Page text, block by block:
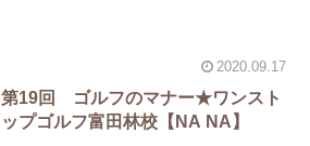
2020.09.17
第19回 ゴルフのマナー★ワンスト
ップゴルフ富田林校【NA NA】